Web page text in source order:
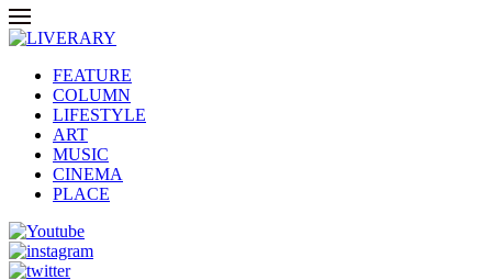
FEATURE
COLUMN
LIFESTYLE
ART
MUSIC
CINEMA
PLACE